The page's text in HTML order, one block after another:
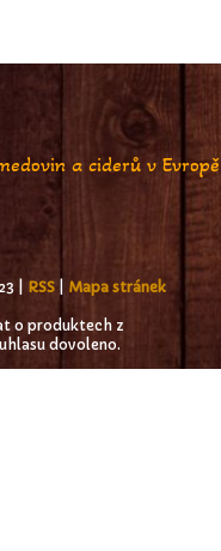
a ciderů v Evropě
| RSS
Mapa stránek
o produktech z
dovoleno.